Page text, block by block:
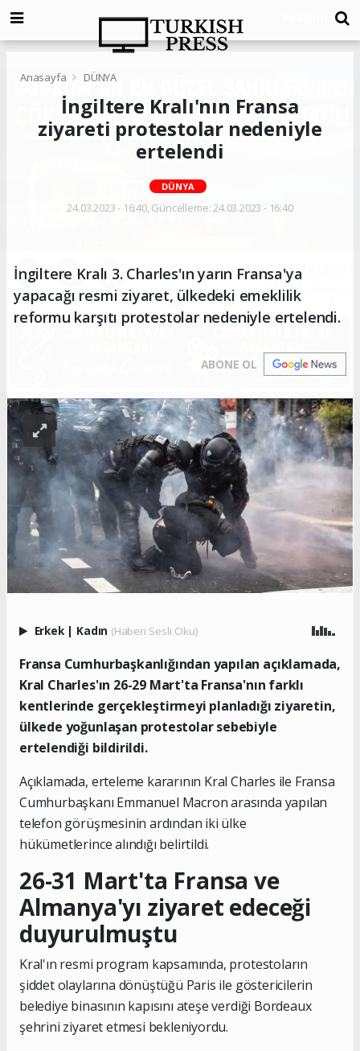
Anasayfa DÜNYA
İngiltere Kralı'nın Fransa
ziyareti protestolar nedeniyle
ertelendi
DÜNYA
24.03.2023 - 16:40, Güncelleme: 24.03.2023 - 16:40
İngiltere Kralı 3. Charles'ın yarın Fransa'ya
yapacağı resmi ziyaret, ülkedeki emeklilik
reformu karşıtı protestolar nedeniyle ertelendi.
ABONE OL
Erkek | Kadın (Haberi Sesli Oku)
Fransa Cumhurbaşkanlığından yapılan açıklamada,
Kral Charles'ın 26-29 Mart'ta Fransa'nın farklı
kentlerinde gerçekleştirmeyi planladığı ziyaretin,
ülkede yoğunlaşan protestolar sebebiyle
ertelendiği bildirildi.
Açıklamada, erteleme kararının Kral Charles ile Fransa
Cumhurbaşkanı Emmanuel Macron arasında yapılan
telefon görüşmesinin ardından iki ülke
hükümetlerince alındığı belirtildi.
26-31 Mart'ta Fransa ve
Almanya'yı ziyaret edeceği
duyurulmuştu
Kral'ın resmi program kapsamında, protestoların
şiddet olaylarına dönüştüğü Paris ile göstericilerin
belediye binasının kapısını ateşe verdiği Bordeaux
şehrini ziyaret etmesi bekleniyordu.